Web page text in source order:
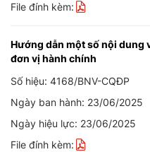
File đính kèm:
Hướng dẫn một số nội dung
đơn vị hành chính
Số hiệu: 4168/BNV-CQĐP
Ngày ban hành: 23/06/2025
Ngày hiệu lực: 23/06/2025
File đính kèm: